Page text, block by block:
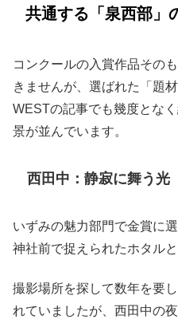
共通する「泉西部」
コンクールの入賞作品その
きませんが、選ばれた「題
WESTの記事でも幾度とな
景が並んでいます。
西田中：静寂に舞う光
いずみの魅力部門で金賞に
神社前で捉えられたホタル
撮影場所を探して数年を要
れていましたが、西田中の